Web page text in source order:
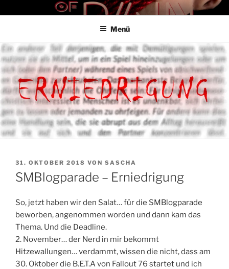
InhaltTHE ART OF PAIN
Der Blog für BDSM und Kinky Lifestyle
Menü
VERÖFFENTLICHT
AM
31. OKTOBER 2018 VON SASCHA
SMBlogparade – Erniedrigung
So, jetzt haben wir den Salat… für die SMBlogparade
beworben, angenommen worden und dann kam das
Thema. Und die Deadline.
2. November… der Nerd in mir bekommt
Hitzewallungen… verdammt, wissen die nicht, dass am
30. Oktober die B.E.T.A von Fallout 76 startet und ich